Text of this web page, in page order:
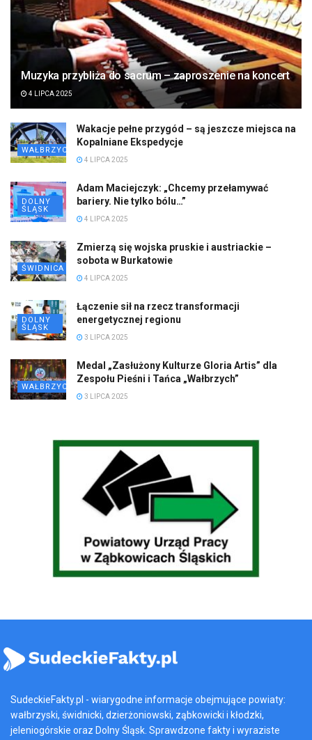
Muzyka przybliża do sacrum – zaproszenie na koncert
4 LIPCA 2025
WAŁBRZYCH
Wakacje pełne przygód – są jeszcze miejsca na
Kopalniane Ekspedycje
4 LIPCA 2025
DOLNY
ŚLĄSK
Adam Maciejczyk: „Chcemy przełamywać
bariery. Nie tylko bólu…”
4 LIPCA 2025
ŚWIDNICA
Zmierzą się wojska pruskie i austriackie –
sobota w Burkatowie
4 LIPCA 2025
DOLNY
ŚLĄSK
Łączenie sił na rzecz transformacji
energetycznej regionu
3 LIPCA 2025
WAŁBRZYCH
Medal „Zasłużony Kulturze Gloria Artis” dla
Zespołu Pieśni i Tańca „Wałbrzych”
3 LIPCA 2025
SudeckieFakty.pl - wiarygodne informacje obejmujące powiaty:
wałbrzyski, świdnicki, dzierżoniowski, ząbkowicki i kłodzki,
jeleniogórskie oraz Dolny Śląsk. Sprawdzone fakty i wyraziste